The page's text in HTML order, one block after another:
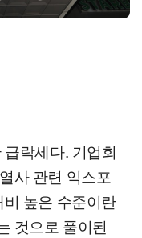
락세다. 기업회
사 관련 익스포
높은 수준이란
것으로 풀이된